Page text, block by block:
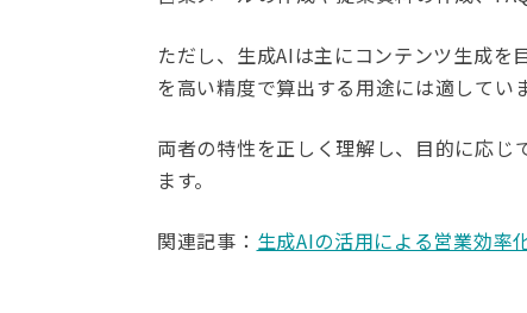
ただし、生成AIは主にコンテンツ生成
を高い精度で算出する用途には適してい
両者の特性を正しく理解し、目的に応じ
ます。
関連記事： 生成AIの活用による営業効率